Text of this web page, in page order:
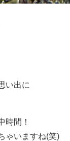
い出に
時間！
ゃいますね(笑)